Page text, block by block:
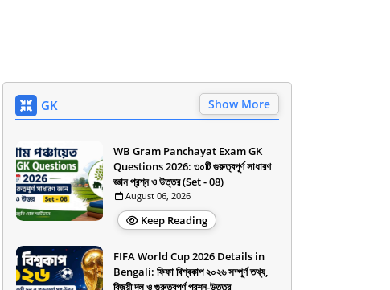
GK Show More
WB Gram Panchayat Exam GK
Questions 2026: ৩০টি গুরুত্বপূর্ণ সাধারণ
জ্ঞান প্রশ্ন ও উত্তর (Set - 08)
August 06, 2026
Keep Reading
FIFA World Cup 2026 Details in
Bengali: ফিফা বিশ্বকাপ ২০২৬ সম্পূর্ণ তথ্য,
বিজয়ী দল ও গুরুত্বপূর্ণ প্রশ্ন-উত্তর